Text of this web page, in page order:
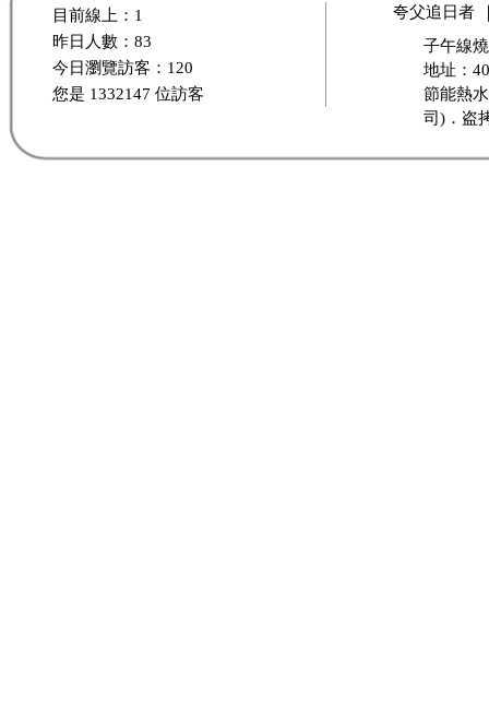
目前線上：1
昨日人數：83
今日瀏覽訪客：120
您是 1332147 位訪客
夸父追日者
子午線
地址：
節能熱
司)．盗